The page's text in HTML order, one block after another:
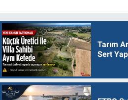
Tarım
Sert